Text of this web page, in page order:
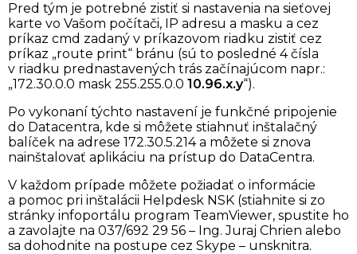
Pred tým je potrebné zistiť si nastavenia na sieťovej
karte vo Vašom počítači, IP adresu a masku a cez
príkaz cmd zadaný v príkazovom riadku zistiť cez
príkaz „route print“ bránu (sú to posledné 4 čísla
v riadku prednastavených trás začínajúcom napr.:
„172.30.0.0 mask 255.255.0.0 10.96.x.y“).
Po vykonaní týchto nastavení je funkčné pripojenie
do Datacentra, kde si môžete stiahnuť inštalačný
balíček na adrese 172.30.5.214 a môžete si znova
nainštalovať aplikáciu na prístup do DataCentra.
V každom prípade môžete požiadať o informácie
a pomoc pri inštalácii Helpdesk NSK (stiahnite si zo
stránky infoportálu program TeamViewer, spustite ho
a zavolajte na 037/692 29 56 – Ing. Juraj Chrien alebo
sa dohodnite na postupe cez Skype – unsknitra.